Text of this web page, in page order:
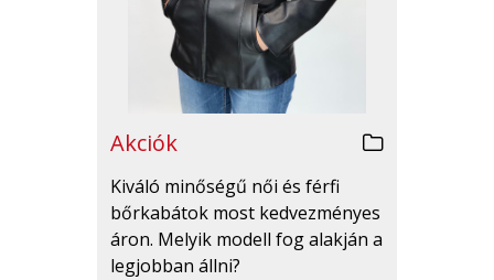
Akciók
Kiváló minőségű női és férfi
bőrkabátok most kedvezményes
áron. Melyik modell fog alakján a
legjobban állni?